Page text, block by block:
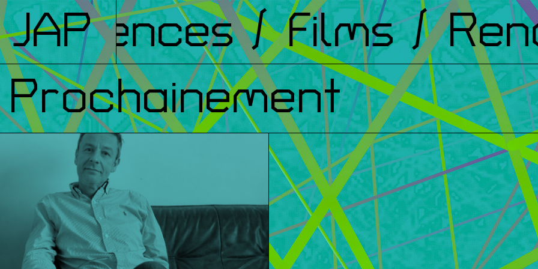
JAP / Films /
Prochainement